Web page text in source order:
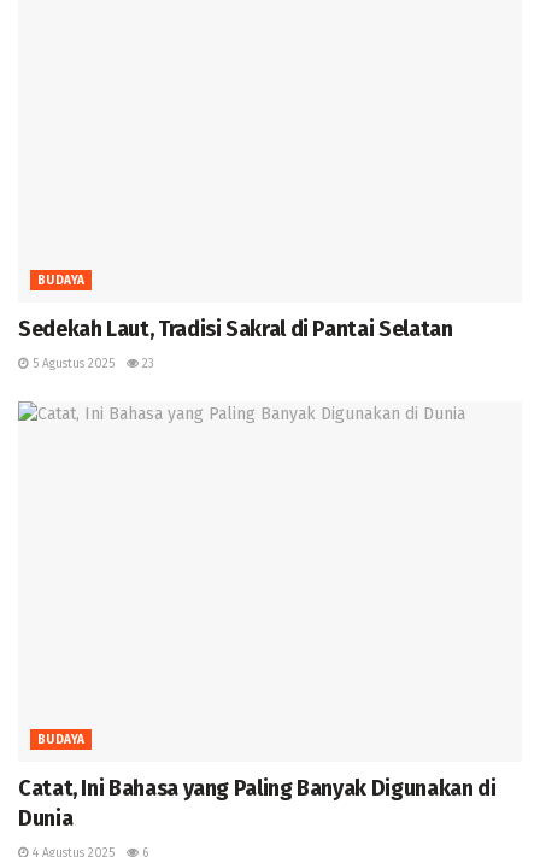
BUDAYA
Sedekah Laut, Tradisi Sakral di Pantai Selatan
5 Agustus 2025 23
BUDAYA
‎Catat, Ini Bahasa yang Paling Banyak Digunakan di
Dunia ‎
4 Agustus 2025 6